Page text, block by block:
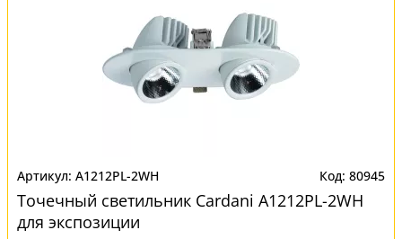
A1212PL-2WH 80945
Точечный светильник Cardani A1212PL-2WH
для экспозиции